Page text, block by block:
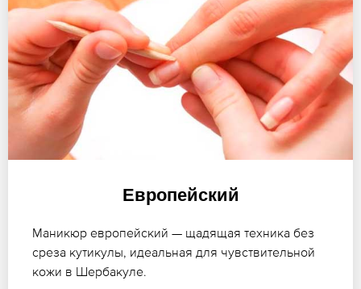
Европейский
Маникюр европейский — щадящая техника без
среза кутикулы, идеальная для чувствительной
кожи в Шербакуле.